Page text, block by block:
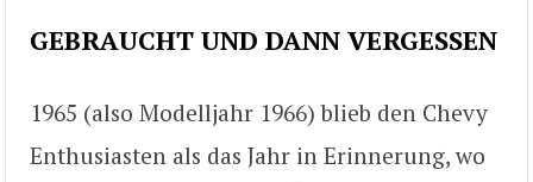
GEBRAUCHT UND DANN VERGESSEN
1965 (also Modelljahr 1966) blieb den Chevy
Enthusiasten als das Jahr in Erinnerung, wo